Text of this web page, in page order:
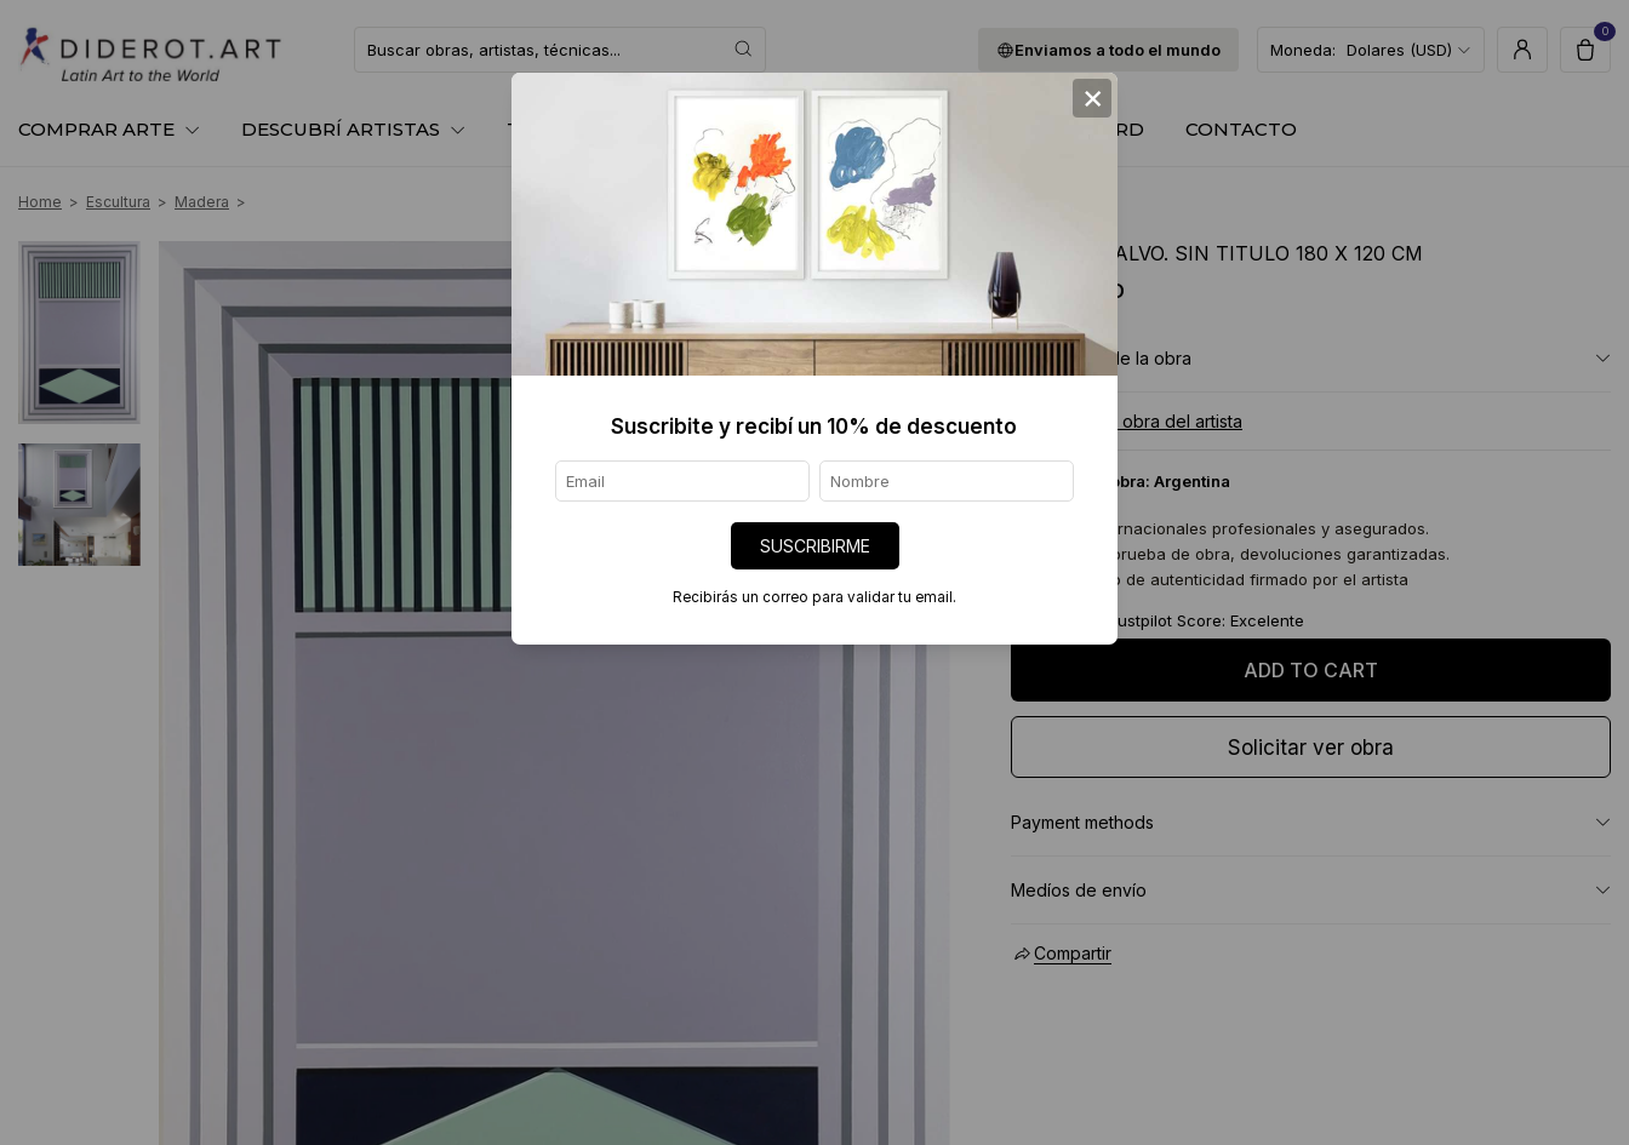
Enviamos a todo el mundo Moneda: Dolares (USD)
0
COMPRAR ARTE DESCUBRÍ ARTISTAS TE ASESORAMOS BLOG QUIENES SOMOS GIFT CARD CONTACTO
Home > Escultura > Madera >
VALERIA CALVO. SIN TITULO 180 X 120 CM
$3960 USD
Información de la obra
Ver toda la obra del artista
Origen de la obra: Argentina
Envíos internacionales profesionales y asegurados.
7 días de prueba de obra, devoluciones garantizadas.
Certificado de autenticidad firmado por el artista
Trustpilot Score: Excelente
Solicitar ver obra
Payment methods
Medíos de envío
Compartir
×
Suscribite y recibí un 10% de descuento
SUSCRIBIRME
Recibirás un correo para validar tu email.